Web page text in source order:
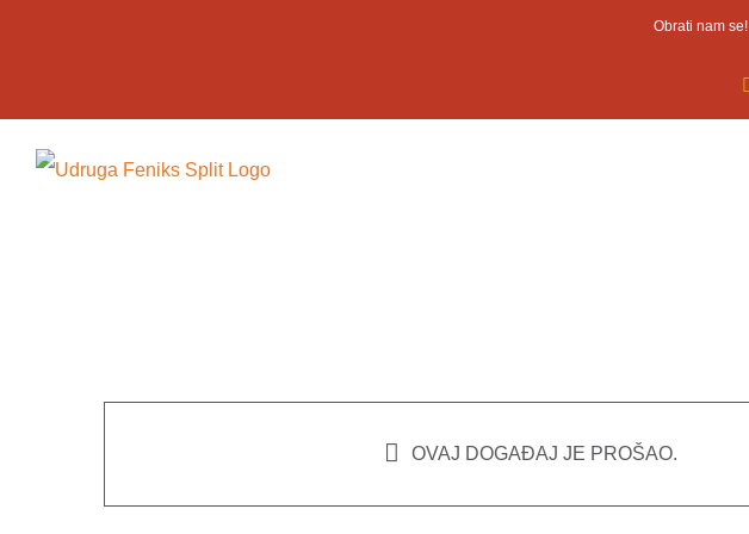
Obrati nam se!
OVAJ DOGAĐAJ JE PROŠAO.